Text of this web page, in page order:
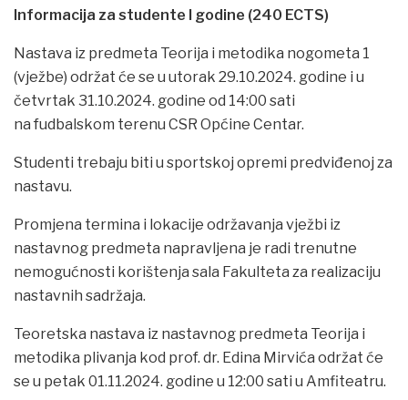
Informacija za studente I godine (240 ECTS)
Nastava iz predmeta Teorija i metodika nogometa 1
(vježbe) održat će se u utorak 29.10.2024. godine i u
četvrtak 31.10.2024. godine od 14:00 sati
na fudbalskom terenu CSR Općine Centar.
Studenti trebaju biti u sportskoj opremi predviđenoj za
nastavu.
Promjena termina i lokacije održavanja vježbi iz
nastavnog predmeta napravljena je radi trenutne
nemogućnosti korištenja sala Fakulteta za realizaciju
nastavnih sadržaja.
Teoretska nastava iz nastavnog predmeta Teorija i
metodika plivanja kod prof. dr. Edina Mirvića održat će
se u petak 01.11.2024. godine u 12:00 sati u Amfiteatru.